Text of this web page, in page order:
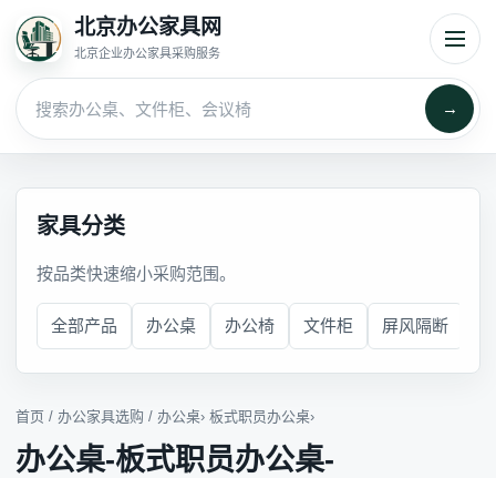
北京办公家具网
北京企业办公家具采购服务
→
家具分类
按品类快速缩小采购范围。
全部产品 办公桌 办公椅 文件柜 屏风隔断
首页 / 办公家具选购 / 办公桌› 板式职员办公桌›
办公桌-板式职员办公桌-